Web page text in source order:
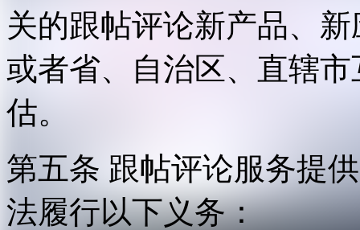
关的跟帖评论新产品、
或者省、自治区、直辖
估。
第五条 跟帖评论服务提
法履行以下义务：